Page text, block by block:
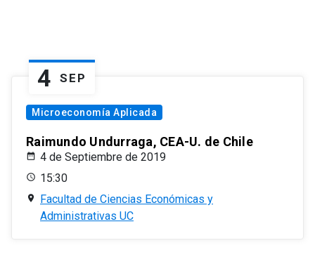
4 SEP
Microeconomía Aplicada
Raimundo Undurraga, CEA-U. de Chile
4 de Septiembre de 2019
15:30
Facultad de Ciencias Económicas y
Administrativas UC